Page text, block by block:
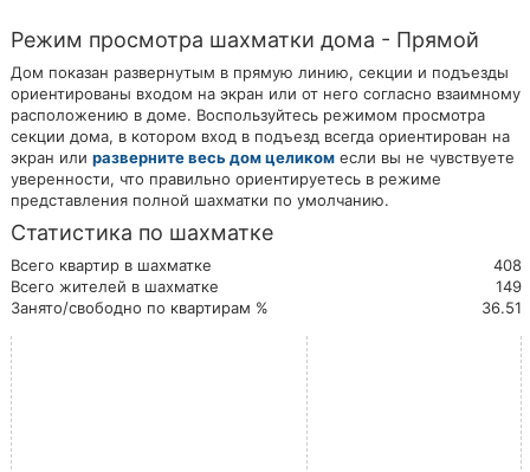
Режим просмотра шахматки дома - Прямой
Дом показан развернутым в прямую линию, секции и подъезды
ориентированы входом на экран или от него согласно взаимному
расположению в доме. Воспользуйтесь режимом просмотра
секции дома, в котором вход в подъезд всегда ориентирован на
экран или разверните весь дом целиком если вы не чувствуете
уверенности, что правильно ориентируетесь в режиме
представления полной шахматки по умолчанию.
Статистика по шахматке
408
Всего квартир в шахматке
149
Всего жителей в шахматке
36.51
Занято/свободно по квартирам %